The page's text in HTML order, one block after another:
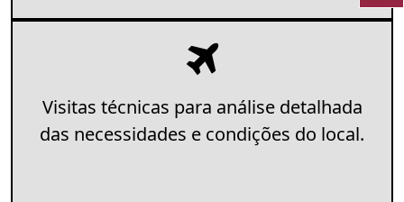
Visitas técnicas para análise detalhada
das necessidades e condições do local.